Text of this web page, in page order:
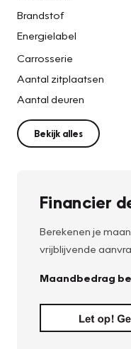
Brandstof
Energielabel
Carrosserie
Aantal zitplaatsen
Aantal deuren
Bekijk alles
Financier
Berekenen je
vrijblijvende
Maandbedrag